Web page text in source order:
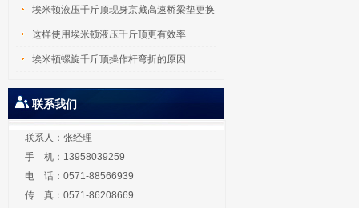
埃米顿液压千斤顶现身京藏高速桥梁垫更换
工 这样使用埃米顿液压千斤顶更有效率
埃米顿螺旋千斤顶操作杆弯折的原因
联系我们
联系人：张经理
手 机：13958039259
电 话：0571-88566939
传 真：0571-86208669